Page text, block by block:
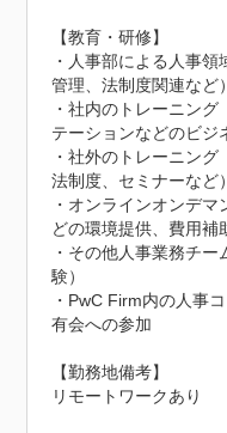
【教育・研修】
・人事部による人事
管理、法制度関連など）
・社内のトレーニン
テーションなどのビジ
・社外のトレーニング
法制度、セミナーなど）
・オンラインオンデ
どの環境提供、費用補
・その他人事業務チ
験）
・PwC Firm内の人事
有会への参加
【勤務地備考】
リモートワークあり